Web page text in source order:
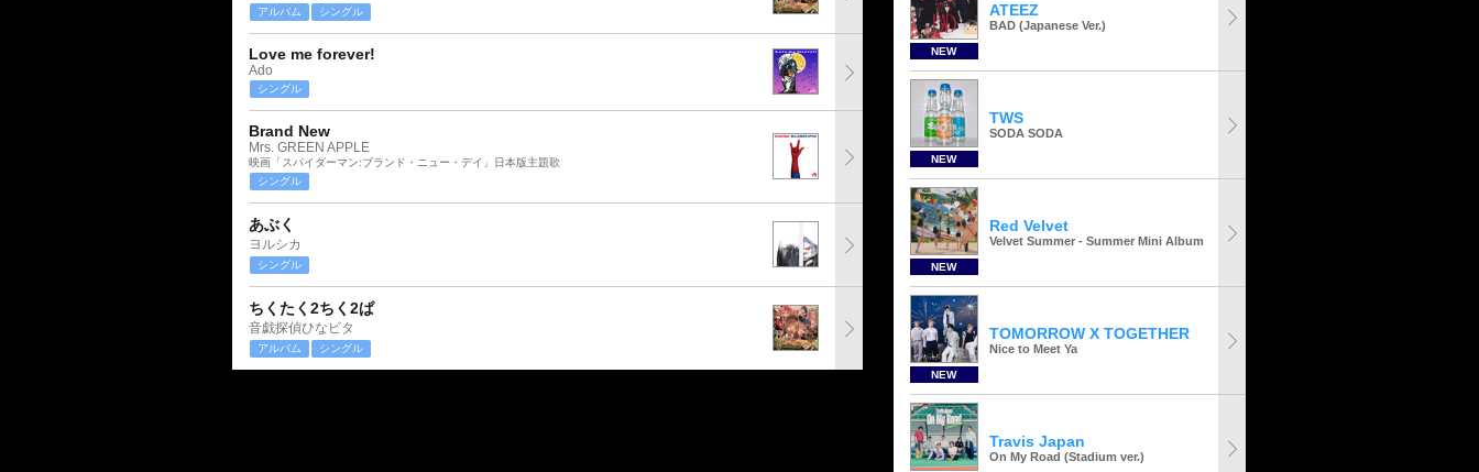
アルバム シングル
Love me forever!
Ado
シングル
Brand New
Mrs. GREEN APPLE
映画「スパイダーマン:ブランド・ニュー・デイ」日本版主題歌
シングル
あぶく
ヨルシカ
シングル
ちくたく2ちく2ぱ
音戯探偵ひなビタ
アルバム シングル
NEW
ATEEZ
BAD (Japanese Ver.)
NEW
TWS
SODA SODA
NEW
Red Velvet
Velvet Summer - Summer Mini Album
NEW
TOMORROW X TOGETHER
Nice to Meet Ya
Travis Japan
On My Road (Stadium ver.)